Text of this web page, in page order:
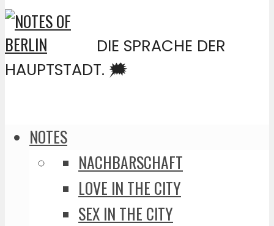
DIE SPRACHE DER
HAUPTSTADT. 🗯️
NOTES
NACHBARSCHAFT
LOVE IN THE CITY
SEX IN THE CITY